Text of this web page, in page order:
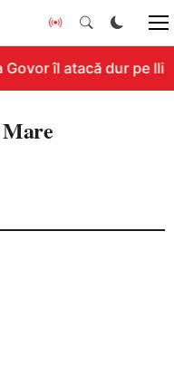
Govor îl atacă dur pe